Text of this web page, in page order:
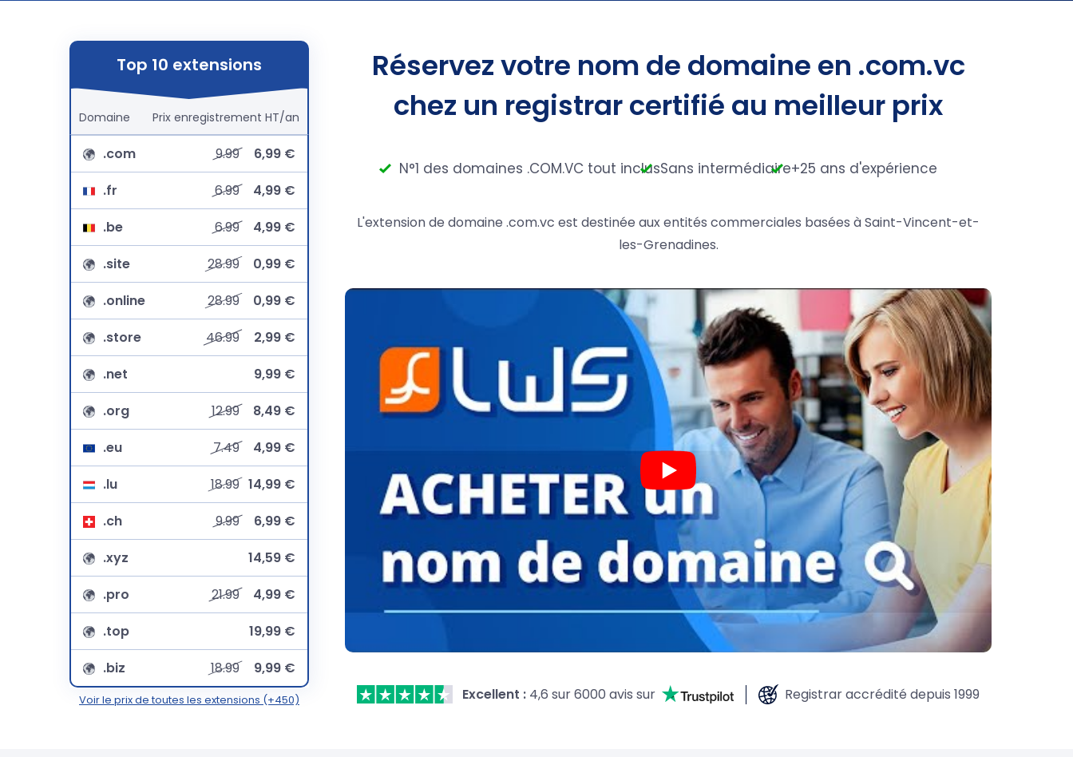
Top 10 extensions
Domaine Prix enregistrement HT/an
.com 9.99
6,99 €
.fr
6.99
4,99 €
.be
6.99
4,99 €
.site
28.99
0,99 €
.online
28.99
0,99 €
.store
46.99
2,99 €
.net
9,99 €
.org
12.99
8,49 €
.eu
7.49
4,99 €
.lu
18.99 14,99 €
.ch
9.99
6,99 €
.xyz
14,59 €
.pro
21.99
4,99 €
.top
19,99 €
.biz
18.99 9,99 €
Voir le prix de toutes les extensions (+450)
Réservez votre nom de domaine en .com.vc
chez un registrar certifié au meilleur prix
N°1 des domaines .COM.VC tout inclusSans intermédiaire+25 ans d'expérience
L'extension de domaine .com.vc est destinée aux entités commerciales basées à Saint-Vincent-et-
les-Grenadines.
Excellent : 4,6 sur 6000 avis sur Registrar accrédité depuis 1999